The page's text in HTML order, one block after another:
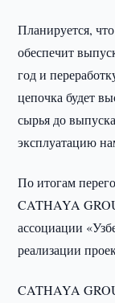
Планируется,
обеспечит
год и
цепочка будет
сырья до
эксплуатацию
По итогам
CATHAYA
ассоциации
реализации
CATHAYA